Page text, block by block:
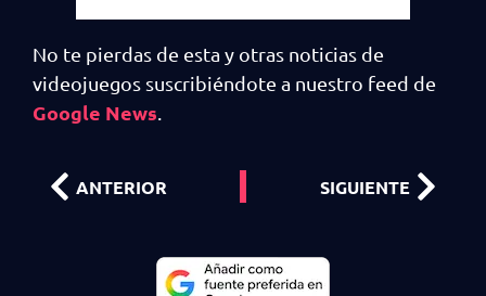
No te pierdas de esta y otras noticias de
videojuegos suscribiéndote a nuestro feed de
Google News.
ANTERIOR SIGUIENTE